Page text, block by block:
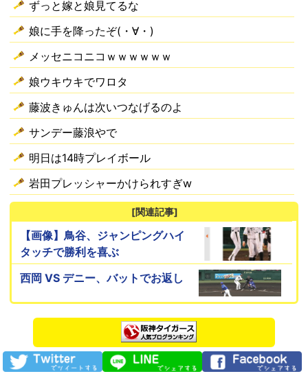
ずっと嫁と娘見てるな
娘に手を降ったぞ(・∀・)
メッセニコニコｗｗｗｗｗｗ
娘ウキウキでワロタ
藤波きゅんは次いつなげるのよ
サンデー藤浪やで
明日は14時プレイボール
岩田プレッシャーかけられすぎw
[関連記事]
【画像】鳥谷、ジャンピングハイ
タッチで勝利を喜ぶ
西岡 VS デニー、バットでお返し